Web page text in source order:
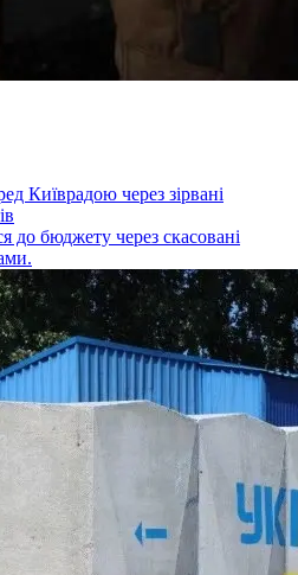
Київрадою через зірвані
до бюджету через скасовані